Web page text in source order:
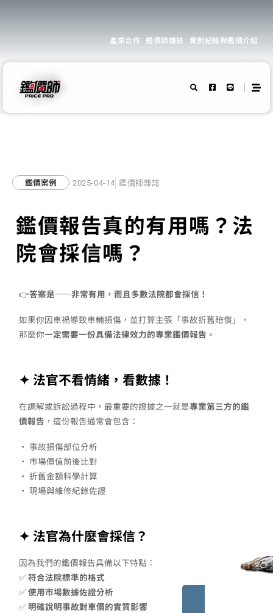
產業合作 鑑價師雜誌 案例紀錄與鑑價介紹
鑑價案例 2025-04-14 鑑價師雜誌
鑑價報告真的有用嗎？法
院會採信嗎？
👉答案是——非常有用，而且多數法院都會採信！
如果你因車禍導致車輛損傷，並打算主張「事故折舊賠償」，
那麼你一定需要一份具備法律效力的專業鑑價報告 。
✦ 法官不看情緒，看數據！
在調解或訴訟過程中，最重要的證據之一就是專業第三方的鑑
價報告 ，這份報告通常會包含：
• 事故損傷部位分析
• 市場價值前後比對
• 折舊金額科學計算
• 現場與維修紀錄佐證
✦ 法官為什麼會採信？
因為我們的鑑價報告具備以下特點：
✅符合法院標準的格式
✅使用市場數據佐證分析
✅ 明確說明事故對車價的實質影響